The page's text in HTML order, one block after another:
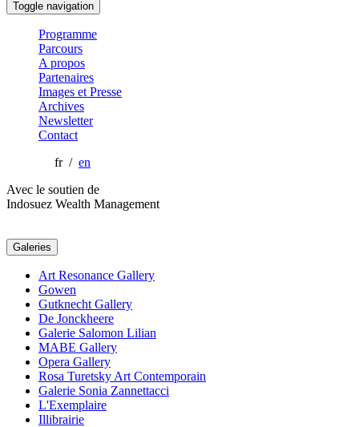
Toggle navigation
Programme
Parcours
A propos
Partenaires
Images et Presse
Archives
Newsletter
Contact
fr / en
Avec le soutien de
Indosuez Wealth Management
Galeries
Art Resonance Gallery
Gowen
Gutknecht Gallery
De Jonckheere
Galerie Salomon Lilian
MABE Gallery
Opera Gallery
Rosa Turetsky Art Contemporain
Galerie Sonia Zannettacci
L'Exemplaire
Illibrairie